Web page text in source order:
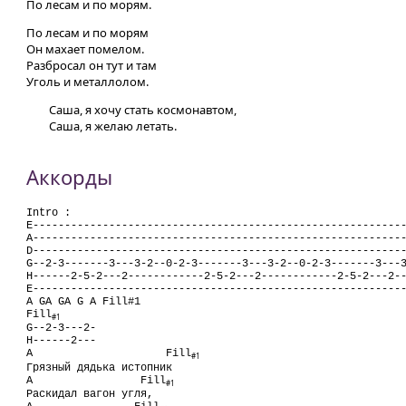
По лесам и по морям.
По лесам и по морям
Он махает помелом.
Разбросал он тут и там
Уголь и металлолом.
Саша, я хочу стать космонавтом,
Саша, я желаю летать.
Аккорды
Intro :
G--2-3-------3---3-2--0-2-3-------3---3-2--0-2-3-------
H------2-5-2---2------------2-5-2---2------------2-5-2---
A GA GA G A Fill#1
Fill#1
G--2-3---2-
H------2---
A                     Fill#1
Грязный дядька истопник
A                 Fill#1
Раскидал вагон угля,